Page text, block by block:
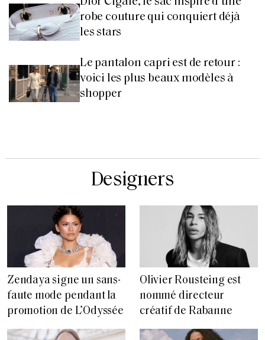
robe couture qui conquiert déjà
les stars
Le pantalon capri est de retour :
voici les plus beaux modèles à
shopper
Designers
Zendaya signe un sans-
faute mode pendant la
promotion de L’Odyssée
Olivier Rousteing est
nommé directeur
créatif de Rabanne